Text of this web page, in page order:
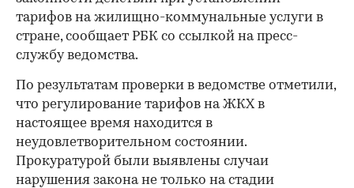
тарифов на жилищно-коммунальные услуги в
стране, сообщает РБК со ссылкой на пресс-
службу ведомства.
По результатам проверки в ведомстве отметили,
что регулирование тарифов на ЖКХ в
настоящее время находится в
неудовлетворительном состоянии.
Прокуратурой были выявлены случаи
нарушения закона не только на стадии